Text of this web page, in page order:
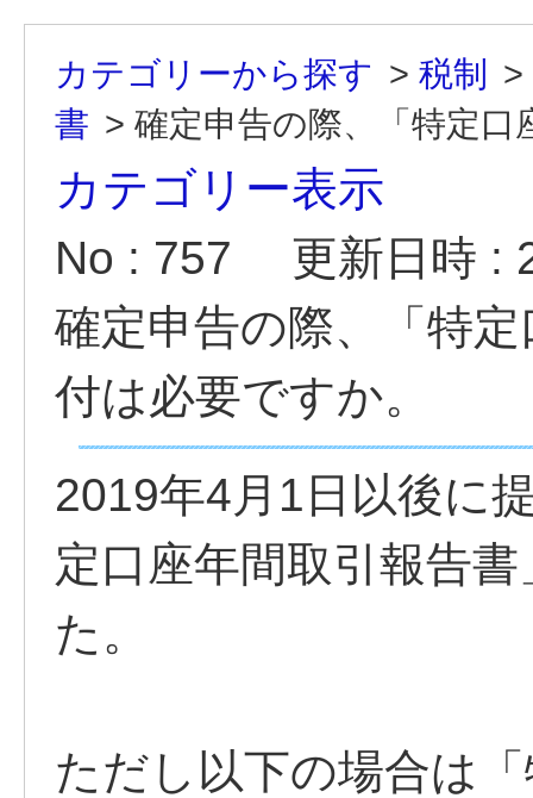
カテゴリーから探す > 税制
>
書 > 確定申告の際、「特定口
カテゴリー表示
No : 757
更新日時 :
確定申告の際、「特
付は必要ですか。
2019年4月1日以後に
定口座年間取引報告
た。
ただし以下の場合は